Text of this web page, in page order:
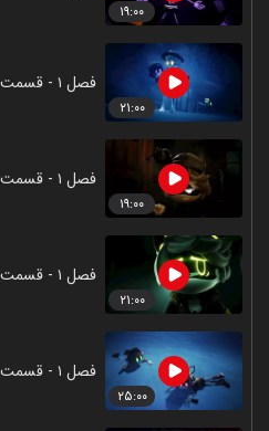
۱۹:۰۰
۲۱:۰۰
فصل ۱ - قسمت ۴ - کلافگی در قرنطینه
۱۹:۰۰
فصل ۱ - قسمت ۵ - خانه
۲۱:۰۰
فصل ۱ - قسمت ۶ - بن‌بست
۲۵:۰۰
فصل ۱ - قسمت ۷ - ویرانی گسترده